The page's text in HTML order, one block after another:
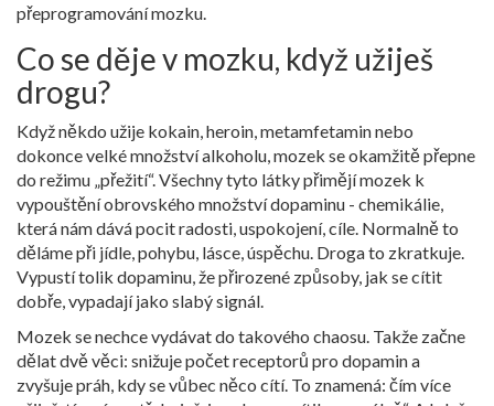
přeprogramování mozku.
Co se děje v mozku, když užiješ
drogu?
Když někdo užije kokain, heroin, metamfetamin nebo
dokonce velké množství alkoholu, mozek se okamžitě přepne
do režimu „přežití“. Všechny tyto látky přimějí mozek k
vypouštění obrovského množství dopaminu - chemikálie,
která nám dává pocit radosti, uspokojení, cíle. Normalně to
děláme při jídle, pohybu, lásce, úspěchu. Droga to zkratkuje.
Vypustí tolik dopaminu, že přirozené způsoby, jak se cítit
dobře, vypadají jako slabý signál.
Mozek se nechce vydávat do takového chaosu. Takže začne
dělat dvě věci: snižuje počet receptorů pro dopamin a
zvyšuje práh, kdy se vůbec něco cítí. To znamená: čím více